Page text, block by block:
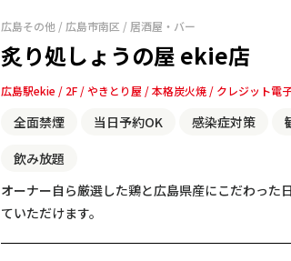
広島その他 / 広島市南区 / 居酒屋・バー
炙り処しょうの屋 ekie店
広島駅ekie 2F やきとり屋 本格炭火焼 クレジット電
全面禁煙 当日予約OK 感染症対策
飲み放題
オーナー自ら厳選した鶏と広島県産にこだわった
ていただけます。